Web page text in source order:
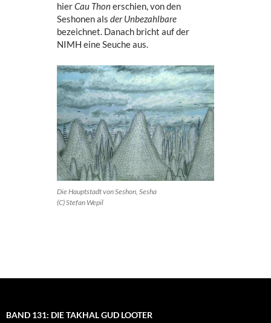
hierCau Thonerschien, von den
Seshonen alsder Unbezahlbare
bezeichnet. Danach bricht auf der
NIMH eine Seuche aus.
Die Hauptstadt von Seshon, Sesha
(C) Stefan Wepil
BAND 131: DIE TAKHAL GUD LOOTER